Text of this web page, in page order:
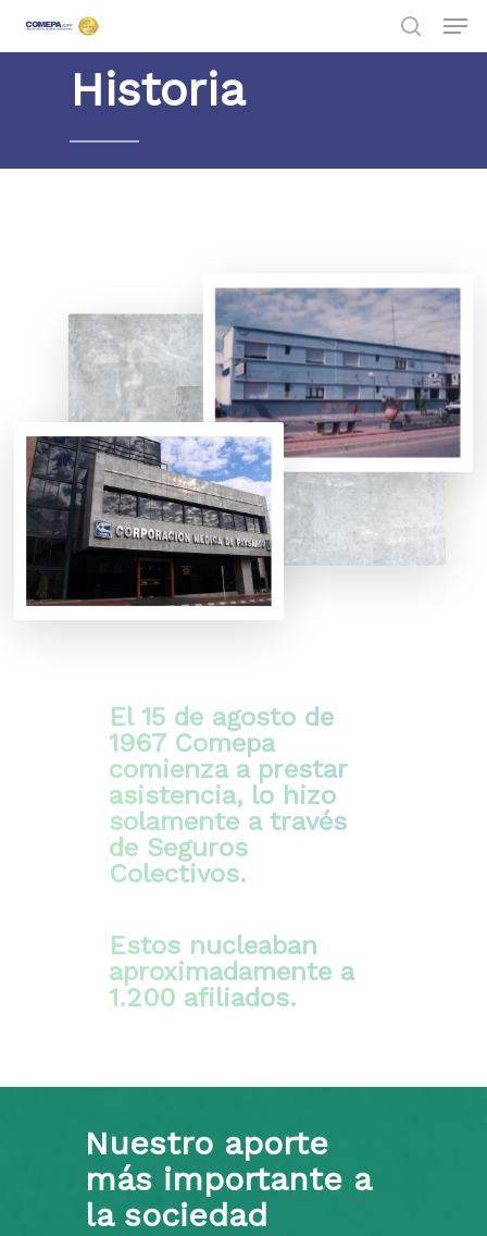
Historia
El 15 de agosto de
1967 Comepa
comienza a prestar
asistencia, lo hizo
solamente a través
de Seguros
Colectivos.
Estos nucleaban
aproximadamente a
1.200 afiliados.
Nuestro aporte
más importante a
la sociedad